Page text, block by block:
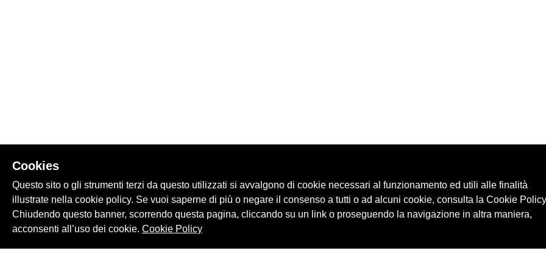
Cookies
Questo sito o gli strumenti terzi da questo utilizzati si avvalgono di cookie necessari al funzionamento ed utili alle finalità
illustrate nella cookie policy. Se vuoi saperne di più o negare il consenso a tutti o ad alcuni cookie, consulta la Cookie
Chiudendo questo banner, scorrendo questa pagina, cliccando su un link o proseguendo la navigazione in altra maniera,
acconsenti all’uso dei cookie. Cookie Policy